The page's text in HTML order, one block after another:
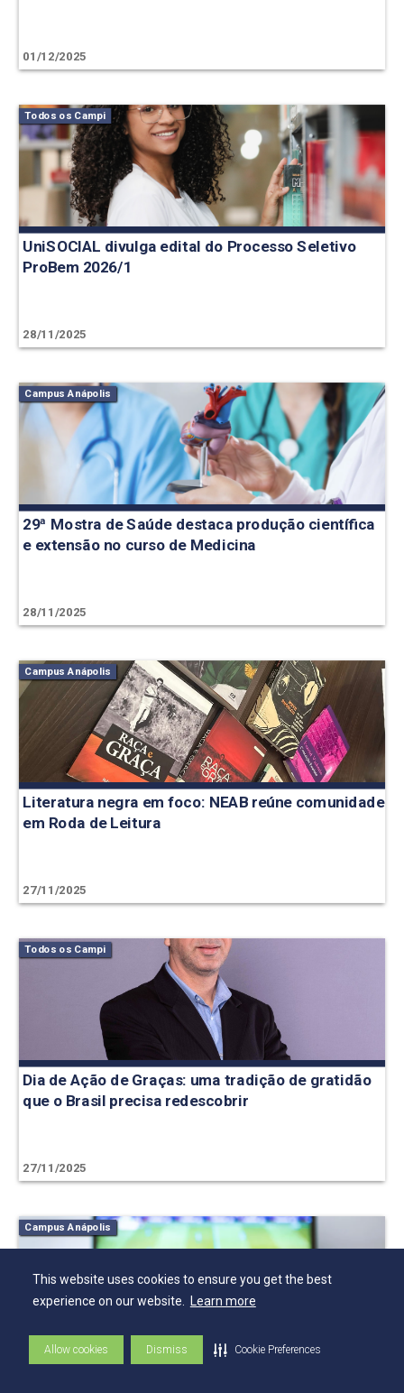
This website uses cookies to ensure you get the best
experience on our website. Learn more
Allow cookies Dismiss Cookie Preferences
01/12/2025
Todos os Campi
UniSOCIAL divulga edital do Processo Seletivo
ProBem 2026/1
28/11/2025
Campus Anápolis
29ª Mostra de Saúde destaca produção científica
e extensão no curso de Medicina
28/11/2025
Campus Anápolis
Literatura negra em foco: NEAB reúne comunidade
em Roda de Leitura
27/11/2025
Todos os Campi
Dia de Ação de Graças: uma tradição de gratidão
que o Brasil precisa redescobrir
27/11/2025
Campus Anápolis
3º E-Sports registra mais de 300 partidas e